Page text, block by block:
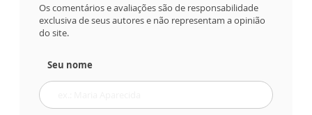
Os comentários e avaliações são de responsabilidade
exclusiva de seus autores e não representam a opinião
do site.
Seu nome